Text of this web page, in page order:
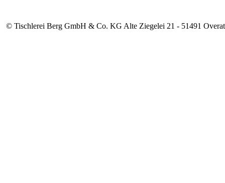
© Tischlerei Berg GmbH & Co. KG Alte Ziegelei 21 - 51491